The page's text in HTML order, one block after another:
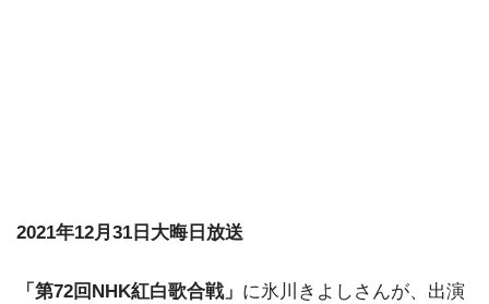
2021年12月31日大晦日放送
「第72回NHK紅白歌合戦」 に氷川きよしさんが、出演